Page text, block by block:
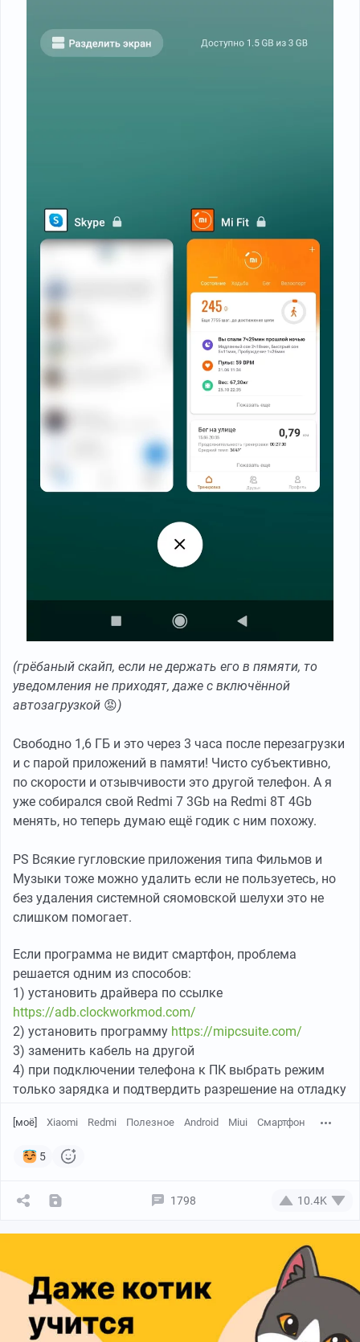
(грёбаный скайп, если не держать его в пямяти, то
уведомления не приходят, даже с включённой
автозагрузкой 😡)
Свободно 1,6 ГБ и это через 3 часа после перезагрузки
и с парой приложений в памяти! Чисто субъективно,
по скорости и отзывчивости это другой телефон. А я
уже собирался свой Redmi 7 3Gb на Redmi 8T 4Gb
менять, но теперь думаю ещё годик с ним похожу.
PS Всякие гугловские приложения типа Фильмов и
Музыки тоже можно удалить если не пользуетесь, но
без удаления системной сяомовской шелухи это не
слишком помогает.
Если программа не видит смартфон, проблема
решается одним из способов:
1) установить драйвера по ссылке
https://adb.clockworkmod.com/
2) установить программу https://mipcsuite.com/
3) заменить кабель на другой
4) при подключении телефона к ПК выбрать режим
только зарядка и подтвердить разрешение на отладку
[моё] Xiaomi Redmi Полезное Android Miui Смартфон
5
1798 10.4K